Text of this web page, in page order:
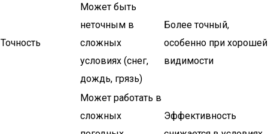
Точность
Может быть
неточным в
сложных
условиях (снег,
дождь, грязь)
Более точный,
особенно при хорошей
видимости
Может работать в
сложных
Эффективность